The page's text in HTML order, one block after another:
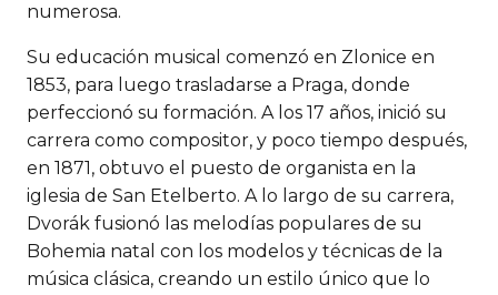
numerosa.
Su educación musical comenzó en Zlonice en
1853, para luego trasladarse a Praga, donde
perfeccionó su formación. A los 17 años, inició su
carrera como compositor, y poco tiempo después,
en 1871, obtuvo el puesto de organista en la
iglesia de San Etelberto. A lo largo de su carrera,
Dvorák fusionó las melodías populares de su
Bohemia natal con los modelos y técnicas de la
música clásica, creando un estilo único que lo